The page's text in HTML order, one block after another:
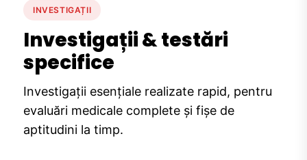
INVESTIGAȚII
Investigații & testări
specifice
Investigații esențiale realizate rapid, pentru
evaluări medicale complete și fișe de
aptitudini la timp.